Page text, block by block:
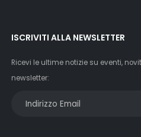
ISCRIVITI ALLA NEWSLETTER
Ricevi le ultime notizie su eventi,
newsletter: